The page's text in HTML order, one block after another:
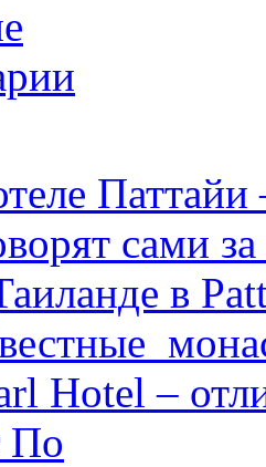
сами за
в
Hotel –
По